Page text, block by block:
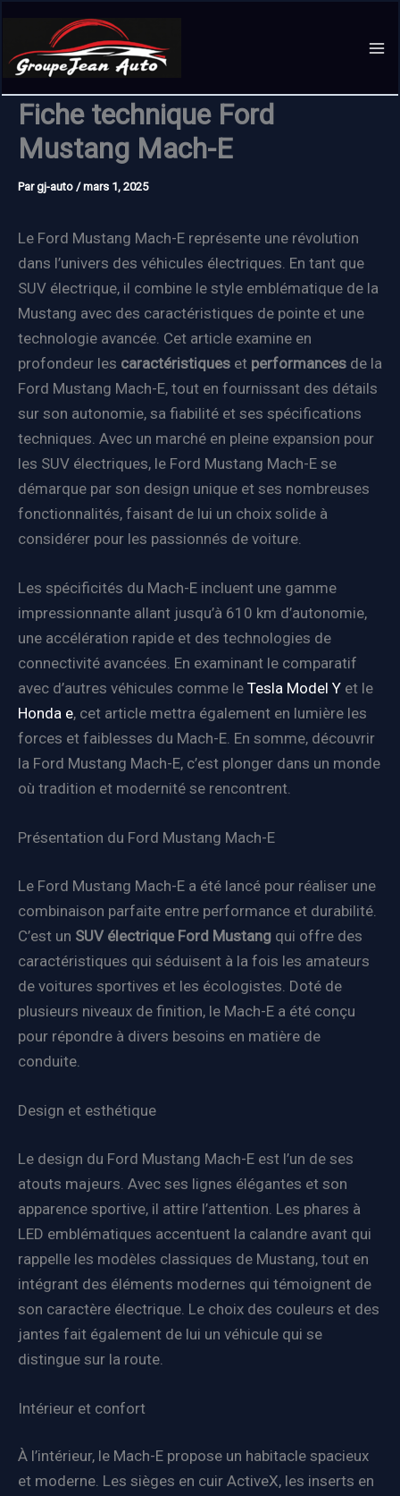
contenu
Fiche technique Ford
Mustang Mach-E
Pargj-auto /mars 1, 2025
Le Ford Mustang Mach-E représente une révolution
dans l’univers des véhicules électriques. En tant que
SUV électrique, il combine le style emblématique de la
Mustang avec des caractéristiques de pointe et une
technologie avancée. Cet article examine en
profondeur les caractéristiques et performances de la
Ford Mustang Mach-E, tout en fournissant des détails
sur son autonomie, sa fiabilité et ses spécifications
techniques. Avec un marché en pleine expansion pour
les SUV électriques, le Ford Mustang Mach-E se
démarque par son design unique et ses nombreuses
fonctionnalités, faisant de lui un choix solide à
considérer pour les passionnés de voiture.
Les spécificités du Mach-E incluent une gamme
impressionnante allant jusqu’à 610 km d’autonomie,
une accélération rapide et des technologies de
connectivité avancées. En examinant le comparatif
avec d’autres véhicules comme le Tesla Model Y et le
Honda e, cet article mettra également en lumière les
forces et faiblesses du Mach-E. En somme, découvrir
la Ford Mustang Mach-E, c’est plonger dans un monde
où tradition et modernité se rencontrent.
Présentation du Ford Mustang Mach-E
Le Ford Mustang Mach-E a été lancé pour réaliser une
combinaison parfaite entre performance et durabilité.
C’est un SUV électrique Ford Mustang qui offre des
caractéristiques qui séduisent à la fois les amateurs
de voitures sportives et les écologistes. Doté de
plusieurs niveaux de finition, le Mach-E a été conçu
pour répondre à divers besoins en matière de
conduite.
Design et esthétique
Le design du Ford Mustang Mach-E est l’un de ses
atouts majeurs. Avec ses lignes élégantes et son
apparence sportive, il attire l’attention. Les phares à
LED emblématiques accentuent la calandre avant qui
rappelle les modèles classiques de Mustang, tout en
intégrant des éléments modernes qui témoignent de
son caractère électrique. Le choix des couleurs et des
jantes fait également de lui un véhicule qui se
distingue sur la route.
Intérieur et confort
À l’intérieur, le Mach-E propose un habitacle spacieux
et moderne. Les sièges en cuir ActiveX, les inserts en